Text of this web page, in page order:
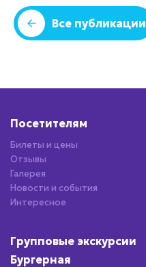
Все публикации
Посетителям
Билеты и цены
Отзывы
Галерея
Новости и события
Интересное
Групповые экскурсии
Бургерная